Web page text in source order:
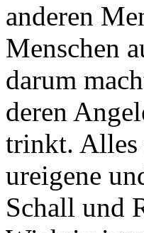
anderen
Menschen
darum
deren
trinkt. Alles
ureigene
Schall und